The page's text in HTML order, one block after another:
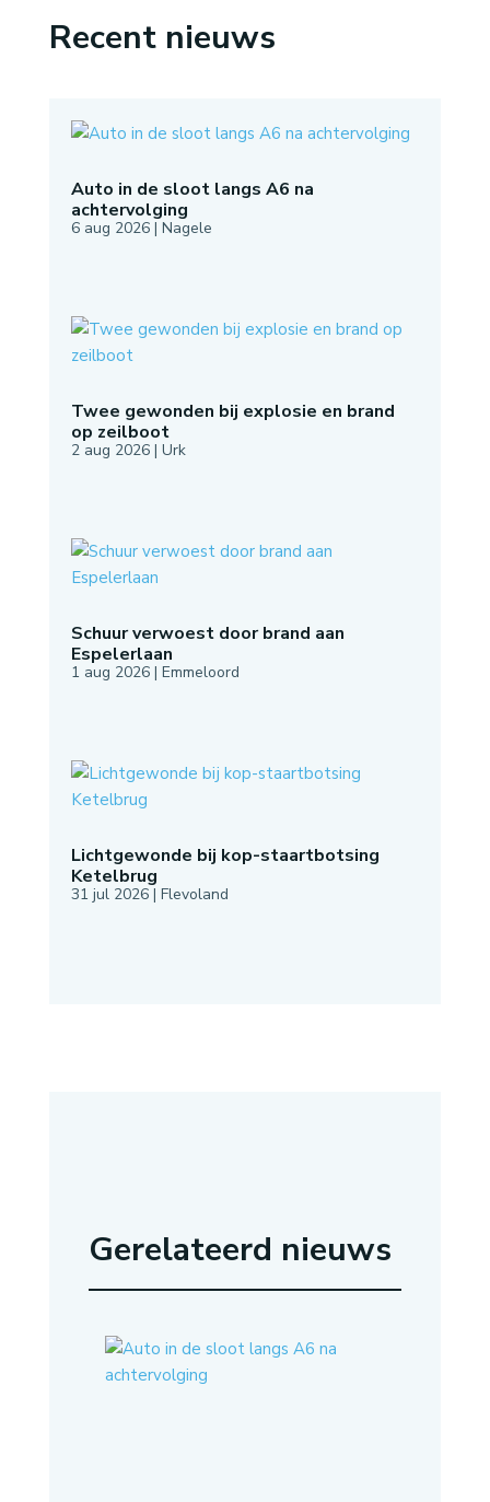
Recent nieuws
Auto in de sloot langs A6 na
achtervolging
6 aug 2026| Nagele
Twee gewonden bij explosie en brand
op zeilboot
2 aug 2026| Urk
Schuur verwoest door brand aan
Espelerlaan
1 aug 2026| Emmeloord
Lichtgewonde bij kop-staartbotsing
Ketelbrug
31 jul 2026| Flevoland
Gerelateerd nieuws